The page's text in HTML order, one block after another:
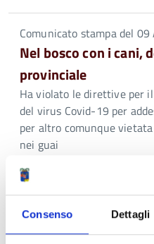
Consenso Dettagli
Comunicato stampa del
Nel bosco con i cani,
provinciale
Ha violato le direttive per
del virus Covid-19 per
per altro comunque
nei guai
Comunicato stampa del 12
In particolare nel
di verifiche, solo 3